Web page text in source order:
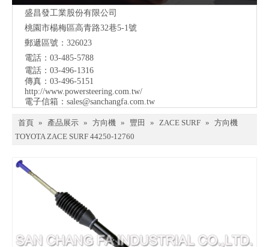
盛昌發工業股份有限公司
桃園市楊梅區高青路32巷5-1號
郵遞區號：326023
電話：03-485-5788
電話：03-496-1316
傳真：03-496-5151
http://www.powersteering.com.tw/
電子信箱： sales@sanchangfa.com.tw
首頁 » 產品展示 » 方向機 » 豐田 » ZACE SURF » 方向機
TOYOTA ZACE SURF 44250-12760